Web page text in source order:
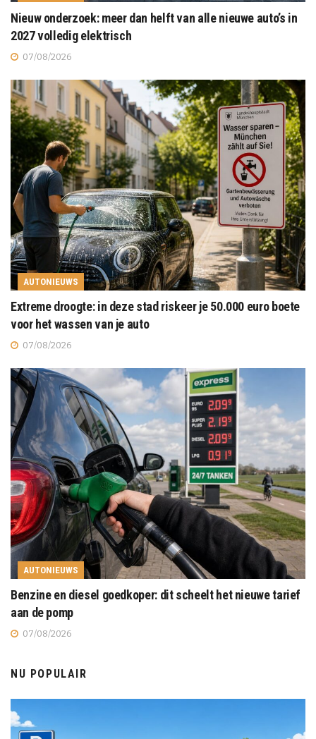
Nieuw onderzoek: meer dan helft van alle nieuwe auto’s in
2027 volledig elektrisch
07/08/2026
AUTONIEUWS
Extreme droogte: in deze stad riskeer je 50.000 euro boete
voor het wassen van je auto
07/08/2026
AUTONIEUWS
Benzine en diesel goedkoper: dit scheelt het nieuwe tarief
aan de pomp
07/08/2026
NU POPULAIR